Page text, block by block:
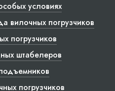
условиях
вилочных погрузчиков
погрузчиков
штабелеров
погрузчиков